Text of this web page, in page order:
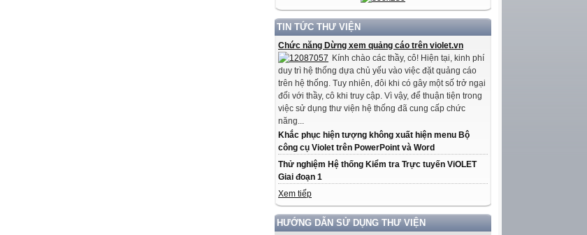
TIN TỨC THƯ VIỆN
Chức năng Dừng xem quảng cáo trên violet.vn
Kính chào các thầy, cô! Hiện tại, kinh phí
duy trì hệ thống dựa chủ yếu vào việc đặt quảng cáo
trên hệ thống. Tuy nhiên, đôi khi có gây một số trở ngại
đối với thầy, cô khi truy cập. Vì vậy, để thuận tiện trong
việc sử dụng thư viện hệ thống đã cung cấp chức
năng...
Khắc phục hiện tượng không xuất hiện menu Bộ
công cụ Violet trên PowerPoint và Word
Thử nghiệm Hệ thống Kiểm tra Trực tuyến ViOLET
Giai đoạn 1
Xem tiếp
HƯỚNG DẪN SỬ DỤNG THƯ VIỆN